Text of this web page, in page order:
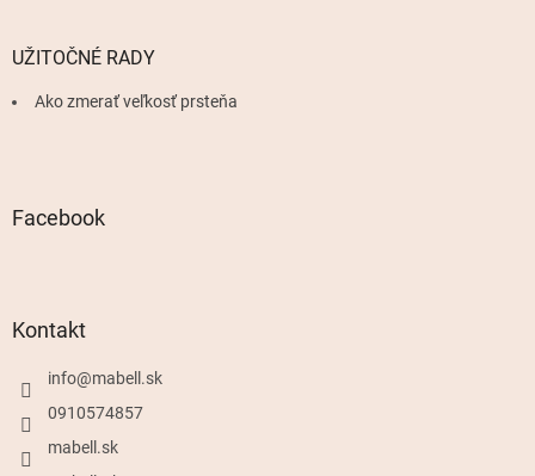
UŽITOČNÉ RADY
Ako zmerať veľkosť prsteňa
Facebook
Kontakt
info@mabell.sk
0910574857
mabell.sk